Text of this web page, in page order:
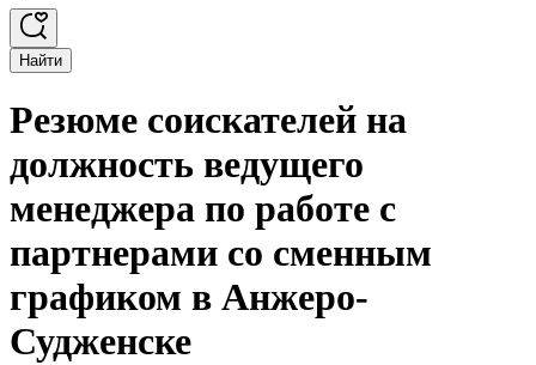
Найти
Резюме соискателей на
должность ведущего
менеджера по работе с
партнерами со сменным
графиком в Анжеро-
Судженске